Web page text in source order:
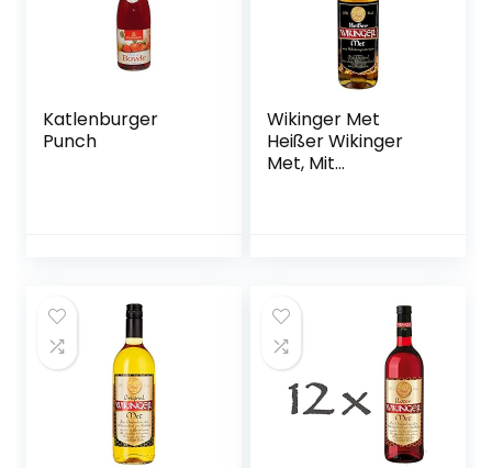
Katlenburger
Punch
Wikinger Met
Heißer Wikinger
Met, Mit